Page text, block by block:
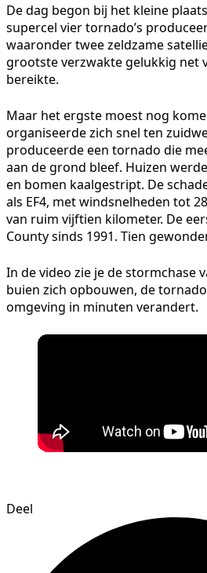
De dag begon bij het kleine
supercel vier tornado’s
waaronder twee zeldzame
grootste verzwakte gelukkig net
bereikte.
Maar het ergste moest nog
organiseerde zich snel ten
produceerde een tornado die
aan de grond bleef. Huizen
en bomen kaalgestript. De
als EF4, met windsnelheden tot
van ruim vijftien kilometer. De
County sinds 1991. Tien
In de video zie je de stormchase
buien zich opbouwen, de
omgeving in minuten verandert.
Deel